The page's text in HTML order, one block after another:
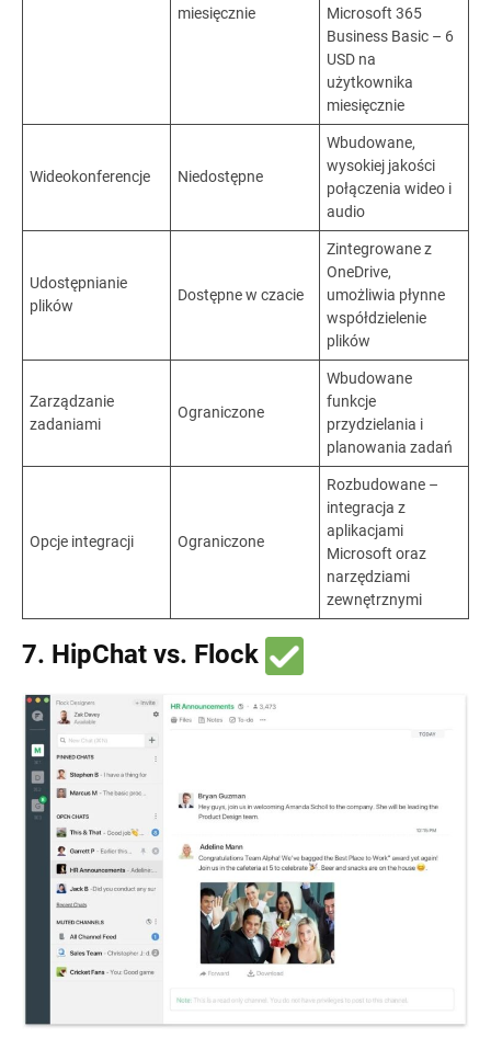
miesięcznie
Microsoft 365
Business Basic – 6
USD na
użytkownika
miesięcznie
Wideokonferencje Niedostępne
Wbudowane,
wysokiej jakości
połączenia wideo i
audio
Udostępnianie
plików
Dostępne w czacie
Zintegrowane z
OneDrive,
umożliwia płynne
współdzielenie
plików
Zarządzanie
zadaniami
Ograniczone
Wbudowane
funkcje
przydzielania i
planowania zadań
Opcje integracji Ograniczone
Rozbudowane –
integracja z
aplikacjami
Microsoft oraz
narzędziami
zewnętrznymi
7. HipChat vs. Flock